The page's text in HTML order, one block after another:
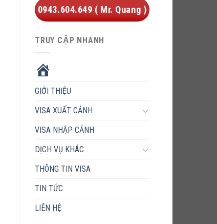
0943.604.649 ( Mr. Quang )
TRUY CẬP NHANH
GIỚI THIỆU
VISA XUẤT CẢNH
VISA NHẬP CẢNH
DỊCH VỤ KHÁC
THÔNG TIN VISA
TIN TỨC
LIÊN HỆ